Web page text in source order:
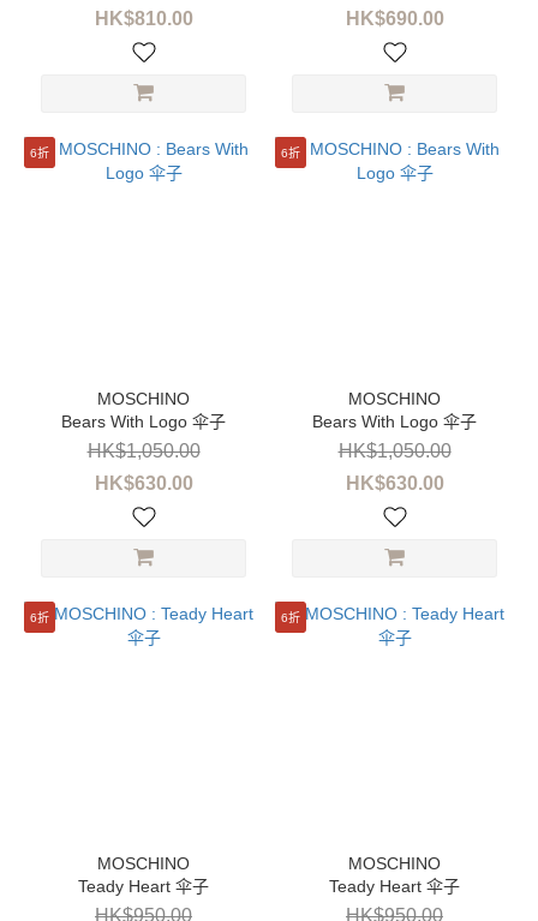
HK$810.00 HK$690.00
6折
Bears With Logo 伞子
HK$630.00
HK$1,050.00
6折
Bears With Logo 伞子
HK$630.00
HK$1,050.00
6折
Teady Heart 伞子
HK$950.00
6折
Teady Heart 伞子
HK$950.00